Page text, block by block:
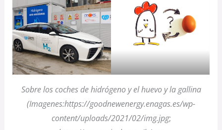
Sobre los coches de hidrógeno y el huevo y la gallina
(Imagenes:https://goodnewenergy.enagas.es/wp-
content/uploads/2021/02/img.jpg;